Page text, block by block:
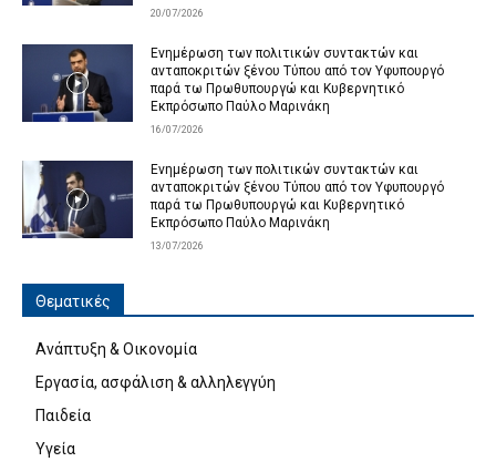
20/07/2026
Ενημέρωση των πολιτικών συντακτών και
ανταποκριτών ξένου Τύπου από τον Υφυπουργό
παρά τω Πρωθυπουργώ και Κυβερνητικό
Εκπρόσωπο Παύλο Μαρινάκη
16/07/2026
Ενημέρωση των πολιτικών συντακτών και
ανταποκριτών ξένου Τύπου από τον Υφυπουργό
παρά τω Πρωθυπουργώ και Κυβερνητικό
Εκπρόσωπο Παύλο Μαρινάκη
13/07/2026
Θεματικές
Ανάπτυξη & Οικονομία
Εργασία, ασφάλιση & αλληλεγγύη
Παιδεία
Υγεία